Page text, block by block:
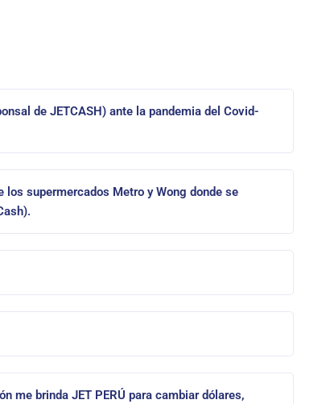
de JETCASH) ante la pandemia del Covid-
supermercados Metro y Wong donde se
me brinda JET PERÚ para cambiar dólares,